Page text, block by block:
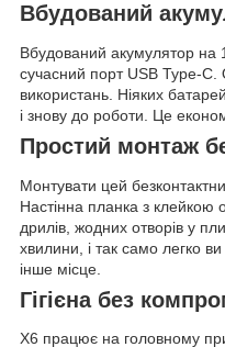
Вбудований
Вбудований акумулятор на
сучасний порт USB Type-C.
використань. Ніяких
і знову до роботи. Це
Простий монтаж
Монтувати цей
Настінна планка з клейкою
дрилів, жодних отворів у
хвилини, і так само легко
інше місце.
Гігієна без
X6 працює на головному